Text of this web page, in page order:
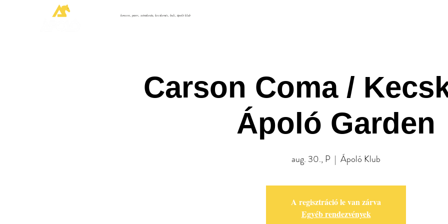
koncert, party, szórakozás, kecskemét, buli, ápoló klub
Carson Coma /
Ápoló Garden
aug. 30., P
  |
Ápoló Klub
A regisztráció le van zárva
Egyéb rendezvények